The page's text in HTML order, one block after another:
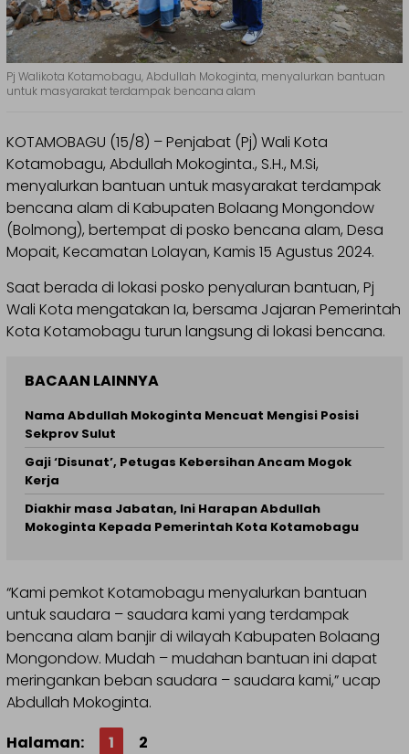
Pj Walikota Kotamobagu, Abdullah Mokoginta, menyalurkan bantuan
untuk masyarakat terdampak bencana alam
KOTAMOBAGU (15/8) – Penjabat (Pj) Wali Kota
Kotamobagu, Abdullah Mokoginta., S.H., M.Si,
menyalurkan bantuan untuk masyarakat terdampak
bencana alam di Kabupaten Bolaang Mongondow
(Bolmong), bertempat di posko bencana alam, Desa
Mopait, Kecamatan Lolayan, Kamis 15 Agustus 2024.
Saat berada di lokasi posko penyaluran bantuan, Pj
Wali Kota mengatakan Ia, bersama Jajaran Pemerintah
Kota Kotamobagu turun langsung di lokasi bencana.
BACAAN LAINNYA
Nama Abdullah Mokoginta Mencuat Mengisi Posisi
Sekprov Sulut
Gaji ‘Disunat’, Petugas Kebersihan Ancam Mogok
Kerja
Diakhir masa Jabatan, Ini Harapan Abdullah
Mokoginta Kepada Pemerintah Kota Kotamobagu
“Kami pemkot Kotamobagu menyalurkan bantuan
untuk saudara – saudara kami yang terdampak
bencana alam banjir di wilayah Kabupaten Bolaang
Mongondow. Mudah – mudahan bantuan ini dapat
meringankan beban saudara – saudara kami,” ucap
Abdullah Mokoginta.
Halaman:
1 2